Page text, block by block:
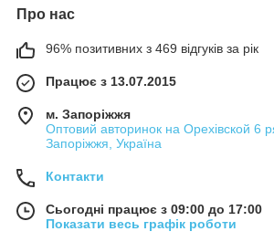
Про нас
96% позитивних з 469 відгуків за рік
Працює з 13.07.2015
м. Запоріжжя
Оптовий авторинок на Орехівской 6
Запоріжжя, Україна
Контакти
Сьогодні працює з 09:00 до 17:00
Показати весь графік роботи